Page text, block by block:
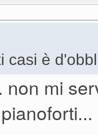
di questa
casi è
non mi